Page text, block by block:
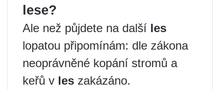
lese?
Ale než půjdete na další les
lopatou připomínám: dle zákona
neoprávněné kopání stromů a
keřů v les zakázáno.